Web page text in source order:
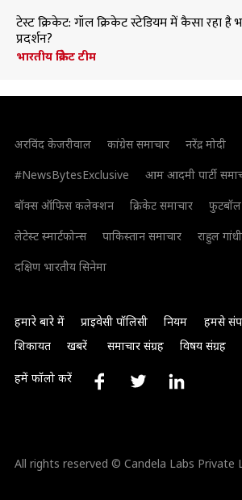
टेस्ट क्रिकेट: गॉल क्रिकेट स्टेडियम में कैसा रहा है
प्रदर्शन?
भारतीय क्रिकेट टीम
अरविंद केजरीवाल कांग्रेस समाचार नरेंद्र मोदी
#NewsBytesExclusive
आम आदमी पार्टी
बॉक्स ऑफिस कलेक्शन
क्रिकेट समाचार
फुटबॉल
लेटेस्ट स्मार्टफोन्स
पाकिस्तान समाचार राहुल गांधी
दक्षिण भारतीय सिनेमा
हमारे बारे में प्राइवेसी पॉलिसी नियम हमसे
शिकायत
खबरें समाचार संग्रह विषय संग्रह
हमें फॉलो करें
All rights reserved © Candela Labs Private